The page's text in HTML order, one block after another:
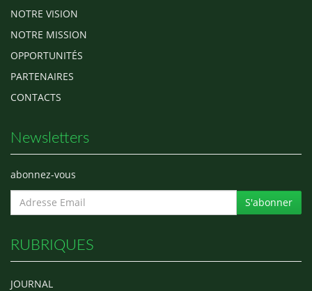
NOTRE VISION
NOTRE MISSION
OPPORTUNITÉS
PARTENAIRES
CONTACTS
Newsletters
abonnez-vous
S'abonner
RUBRIQUES
JOURNAL